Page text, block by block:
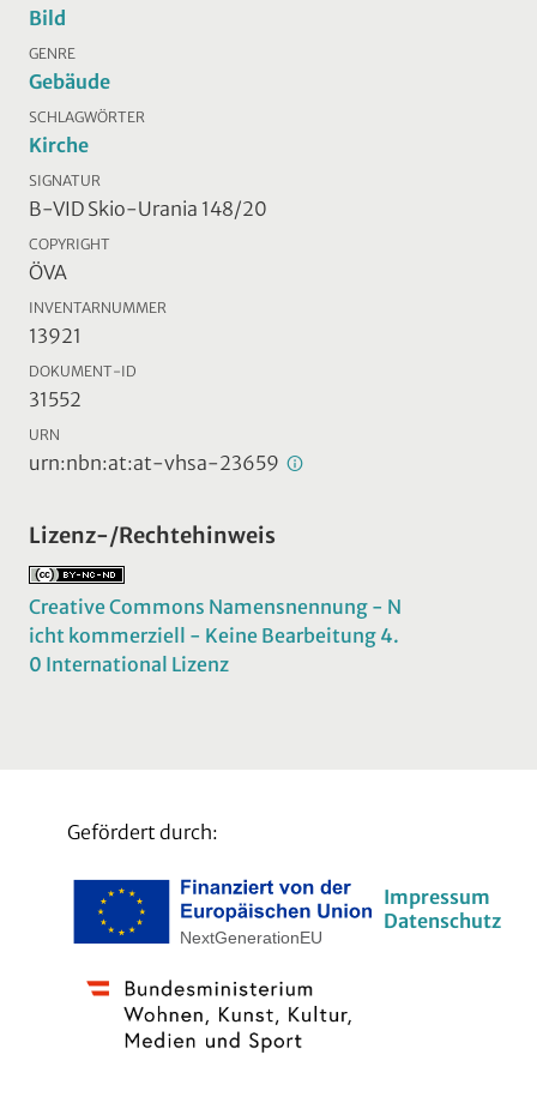
Bild
GENRE
Gebäude
SCHLAGWÖRTER
Kirche
SIGNATUR
B-VID Skio-Urania 148/20
COPYRIGHT
ÖVA
INVENTARNUMMER
13921
DOKUMENT-ID
31552
URN
urn:nbn:at:at-vhsa-23659
Lizenz-/Rechtehinweis
Creative Commons Namensnennung - N
icht kommerziell - Keine Bearbeitung 4.
0 International Lizenz
Gefördert durch:
Impressum
Datenschutz